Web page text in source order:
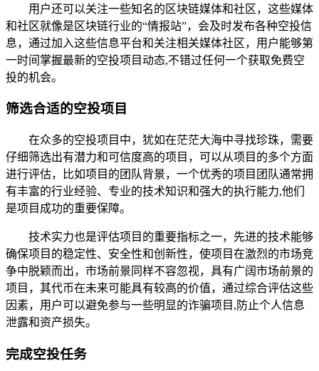
用户还可以关注一些知名的区块链媒体和社区，这些媒体
和社区就像是区块链行业的“情报站”，会及时发布各种空投信
息，通过加入这些信息平台和关注相关媒体社区，用户能够第
一时间掌握最新的空投项目动态,不错过任何一个获取免费空
投的机会。
筛选合适的空投项目
在众多的空投项目中，犹如在茫茫大海中寻找珍珠，需要
仔细筛选出有潜力和可信度高的项目，可以从项目的多个方面
进行评估，比如项目的团队背景，一个优秀的项目团队通常拥
有丰富的行业经验、专业的技术知识和强大的执行能力,他们
是项目成功的重要保障。
技术实力也是评估项目的重要指标之一，先进的技术能够
确保项目的稳定性、安全性和创新性，使项目在激烈的市场竞
争中脱颖而出，市场前景同样不容忽视，具有广阔市场前景的
项目，其代币在未来可能具有较高的价值，通过综合评估这些
因素，用户可以避免参与一些明显的诈骗项目,防止个人信息
泄露和资产损失。
完成空投任务